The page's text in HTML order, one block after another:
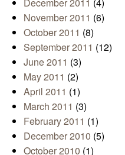
December 2011 (4)
November 2011 (6)
October 2011 (8)
September 2011 (12)
June 2011 (3)
May 2011 (2)
April 2011 (1)
March 2011 (3)
February 2011 (1)
December 2010 (5)
October 2010 (1)